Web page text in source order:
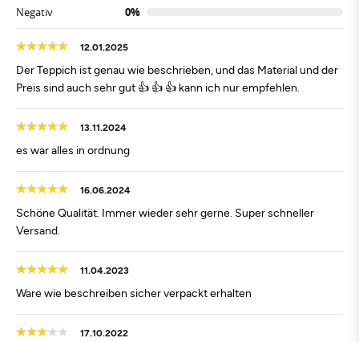
Negativ
0%
12.01.2025
Der Teppich ist genau wie beschrieben, und das Material und der
Preis sind auch sehr gut 👍 👍 👍 kann ich nur empfehlen.
13.11.2024
es war alles in ordnung
16.06.2024
Schöne Qualität. Immer wieder sehr gerne. Super schneller
Versand.
11.04.2023
Ware wie beschreiben sicher verpackt erhalten
17.10.2022